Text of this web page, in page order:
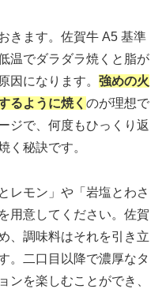
きます。佐賀牛 A5 基準
温でダラダラ焼くと脂が
因になります。 強めの火
るように焼く のが理想で
ジで、何度もひっくり返
く秘訣です。
レモン」や「岩塩とわさ
用意してください。佐賀
、調味料はそれを引き立
。二口目以降で濃厚なタ
ンを楽しむことができ、